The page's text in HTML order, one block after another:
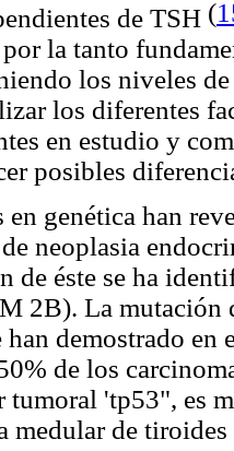
de TSH (
la tanto
los niveles
los diferentes
en estudio y
posibles
en genética han
neoplasia
de éste se ha
2B). La mutación
demostrado en
de los
tumoral 'tp53", es
medular de